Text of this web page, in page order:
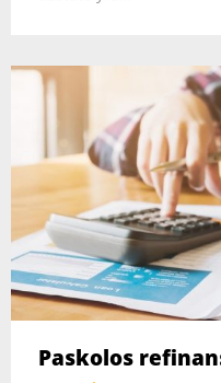
Paskolos